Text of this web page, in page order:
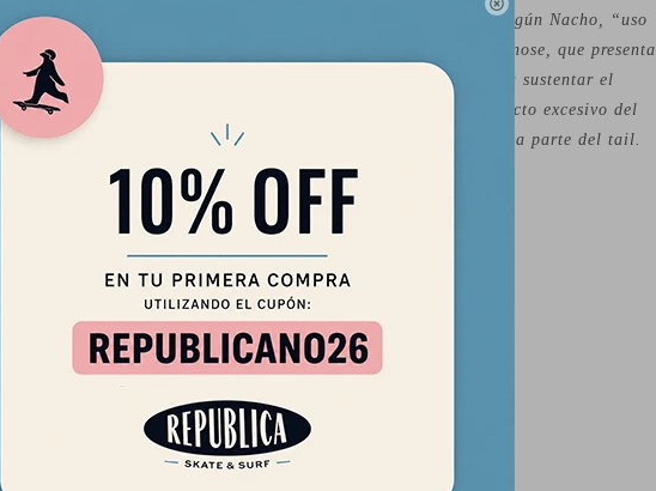

cumplen roles esenciales para lograr este tablón, que, según Nacho, “uso
del tail, con mucha área y poco volumen, contrasta con el nose, que presenta
Esto permite alojar la mayor cantidad de agua en el tail para sustentar el
características de la punta ofrecen flotación y evitan el contacto excesivo del
incluye un cóncavo pronunciado en el nose y fondo en "V" en la parte del tail.